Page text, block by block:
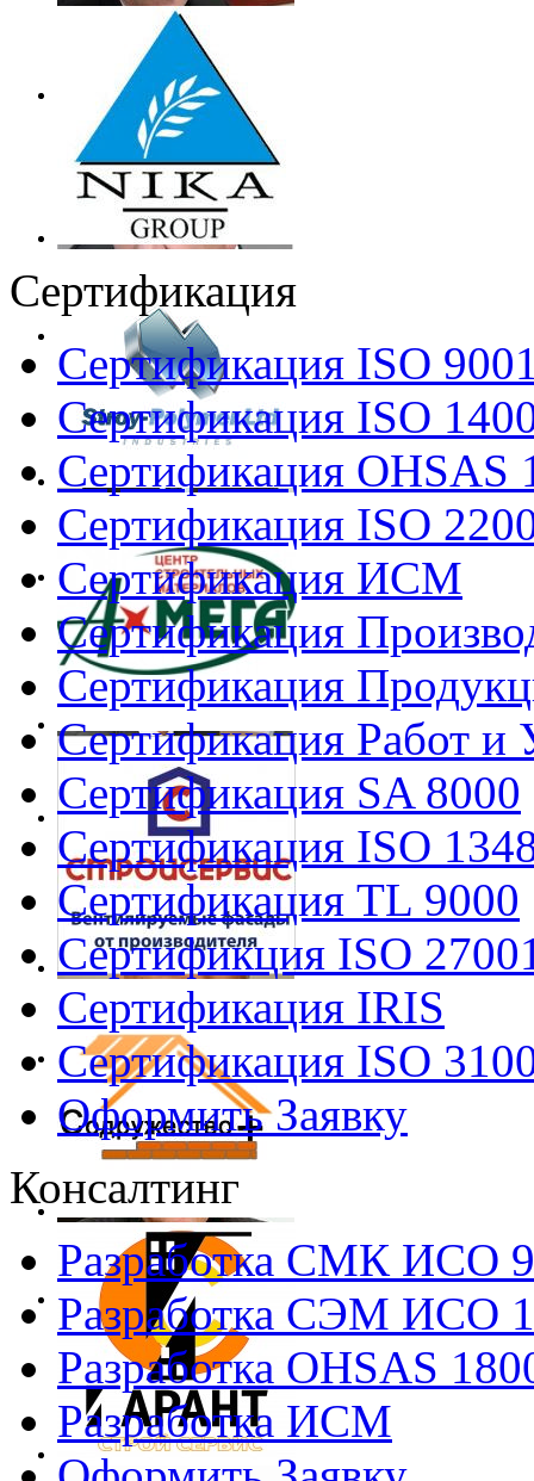
Сертификация
Сертификация ISO
Сертификация ISO
Сертификация OHSAS
Сертификация ISO
Сертификация ИСМ
Сертификация
Сертификация
Сертификация Работ и
Сертификация SA 8000
Сертификация ISO
Сертификация TL 9000
Сертификция ISO
Сертификация IRIS
Сертификация ISO
Оформить Заявку
Консалтинг
Разработка СМК ИСО
Разработка СЭМ ИСО
Разработка OHSAS
Разработка ИСМ